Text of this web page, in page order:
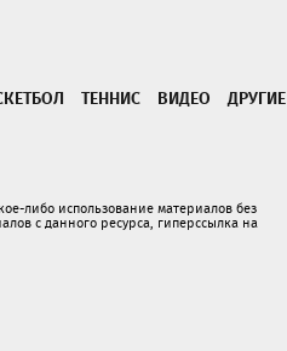
ТЕННИС ВИДЕО ДРУГИЕ
либо использование материалов без
с данного ресурса, гиперссылка на